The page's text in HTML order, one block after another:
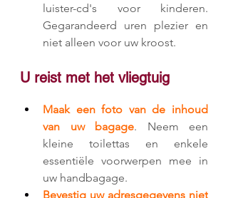
luister-cd's voor kinderen.
Gegarandeerd uren plezier en
niet alleen voor uw kroost.
U reist met het vliegtuig
Maak een foto van de inhoud
van uw bagage. Neem een
kleine toilettas en enkele
essentiële voorwerpen mee in
uw handbagage.
Bevestig uw adresgegevens niet